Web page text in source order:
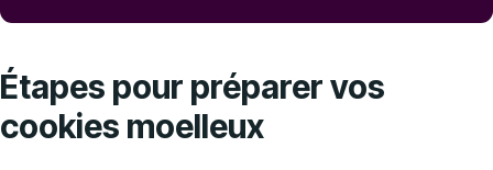
Étapes pour préparer vos
cookies moelleux